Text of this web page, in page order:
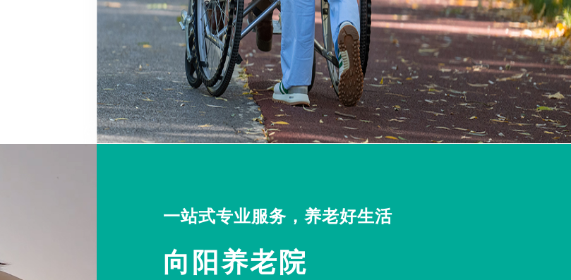
一站式专业服务，养老好生活
向阳养老院